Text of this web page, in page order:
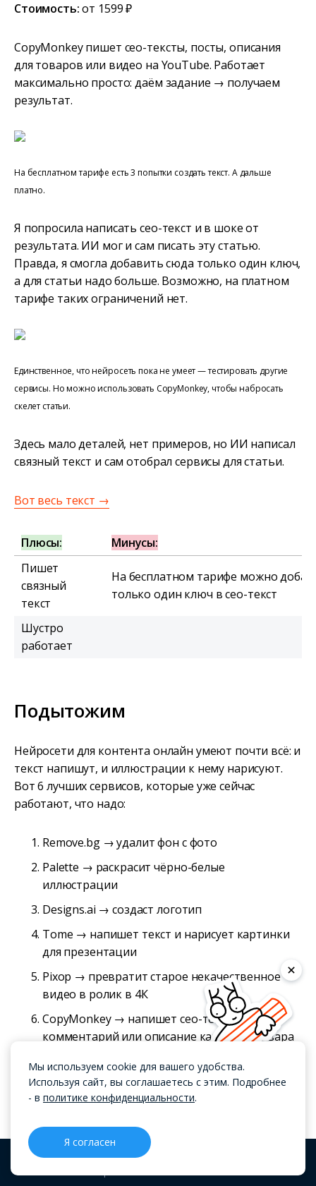
Стоимость:от 1599 ₽
CopyMonkey пишет сео-тексты, посты, описания
для товаров или видео на YouTube. Работает
максимально просто: даём задание → получаем
результат.
На бесплатном тарифе есть 3 попытки создать текст. А дальше
платно.
Я попросила написать сео-текст и в шоке от
результата. ИИ мог и сам писать эту статью.
Правда, я смогла добавить сюда только один ключ,
а для статьи надо больше. Возможно, на платном
тарифе таких ограничений нет.
Единственное, что нейросеть пока не умеет — тестировать другие
сервисы. Но можно использовать CopyMonkey, чтобы набросать
скелет статьи.
Здесь мало деталей, нет примеров, но ИИ написал
связный текст и сам отобрал сервисы для статьи.
Вот весь текст →
Плюсы:
Минусы:
Пишет
связный
текст
На бесплатном тарифе можно
только один ключ в сео-текст
Шустро
работает
Подытожим
Нейросети для контента онлайн умеют почти всё: и
текст напишут, и иллюстрации к нему нарисуют.
Вот 6 лучших сервисов, которые уже сейчас
работают, что надо:
Remove.bg → удалит фон с фото
Palette → раскрасит чёрно-белые
иллюстрации
Designs.ai → создаст логотип
Tome → напишет текст и нарисует картинки
для презентации
Pixop → превратит старое некачественное
видео в ролик в 4К
CopyMonkey → напишет сео-текст, пост,
комментарий или описание карточки товара
OkoCRM в Telegram
новости, инструменты продаж и кейсы
клиентов. Иногда шутим, но не сильно =)
Мы используем cookie для вашего удобства.
Используя сайт, вы соглашаетесь с этим. Подробнее
- в политике конфиденциальности.
Я согласен